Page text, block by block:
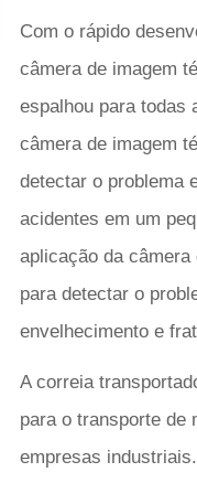
Com o rápido
câmera de imagem
espalhou para todas
câmera de imagem
detectar o problema
acidentes em um
aplicação da
para detectar o
envelhecimento e
A correia
para o transporte de
empresas